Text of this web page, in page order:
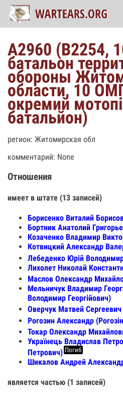
А2960 (В2254,
батальон
обороны
области, 10
окремий
батальйон)
регион: Житомирская обл
комментарий: None
Отношения
имеет в штате (13 записей)
Борисенко Виталий
Бортник Анатолий
Козаченко Владимир
Котвицкий Александр
Лебеденко Юрій
Лихолет Николай
Маслов Олександр
Мельничук Владимир
Володимир Георгійович)
Оверчук Матвей
Рогозин Александр
Токар Олександр
Українець Владислав
Петрович) Погиб
Шикалов Андрей
является частью (1 записей)